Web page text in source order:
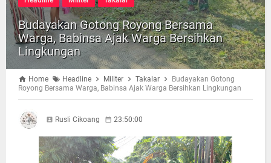
Budayakan Gotong Royong Bersama
Warga, Babinsa Ajak Warga Bersihkan
Lingkungan
Home Headline Militer Takalar
Budayakan Gotong
Royong Bersama Warga, Babinsa Ajak Warga Bersihkan Lingkungan
Rusli Cikoang 23:50:00